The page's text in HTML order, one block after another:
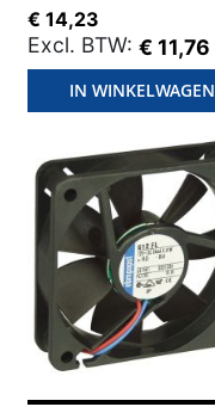
€ 14,23
€ 11,76
IN WINKELWAGEN